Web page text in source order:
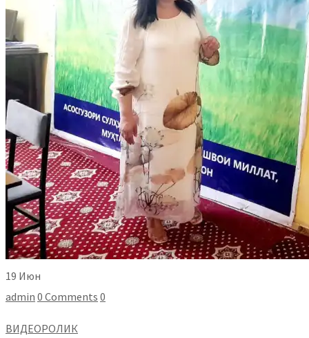
19 Июн
admin 0 Comments 0
ВИДЕОРОЛИК